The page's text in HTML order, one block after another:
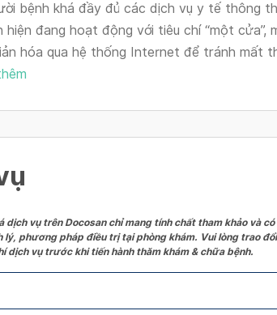
bệnh khá đầy đủ các dịch vụ y tế thông
hiện đang hoạt động với tiêu chí “một cửa”,
hóa qua hệ thống Internet để tránh mất
dịch vụ trên Docosan chỉ mang tính chất tham khảo và
lý, phương pháp điều trị tại phòng khám. Vui lòng trao
dịch vụ trước khi tiến hành thăm khám & chữa bệnh.